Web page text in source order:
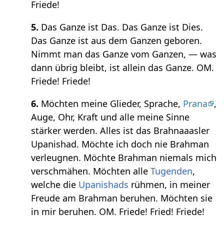
Friede!
5. Das Ganze ist Das. Das Ganze ist Dies.
Das Ganze ist aus dem Ganzen geboren.
Nimmt man das Ganze vom Ganzen, — was
dann übrig bleibt, ist allein das Ganze. OM.
Friede! Friede!
6. Möchten meine Glieder, Sprache, Prana
,
Auge, Ohr, Kraft und alle meine Sinne
stärker werden. Alles ist das Brahnaaasler
Upanishad. Möchte ich doch nie Brahman
verleugnen. Möchte Brahman niemals mich
verschmähen. Möchten alleTugenden,
welche die Upanishads rühmen, in meiner
Freude am Brahman beruhen. Möchten sie
in mir beruhen. OM. Friede! Fried! Friede!